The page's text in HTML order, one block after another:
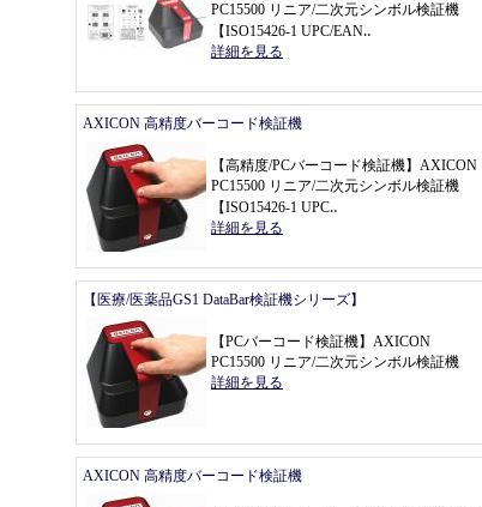
PC15500 リニア/二次元シンボル検証機
【ISO15426-1 UPC/EAN‥
詳細を見る
AXICON 高精度バーコード検証機
【高精度/PCバーコード検証機】 AXICON
PC15500 リニア/二次元シンボル検証機
【ISO15426-1 UPC‥
詳細を見る
【医療/医薬品GS1 DataBar検証機シリーズ】
【PCバーコード検証機】 AXICON
PC15500 リニア/二次元シンボル検証機
詳細を見る
AXICON 高精度バーコード検証機